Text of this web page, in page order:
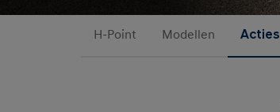
H-Point Modellen Acties